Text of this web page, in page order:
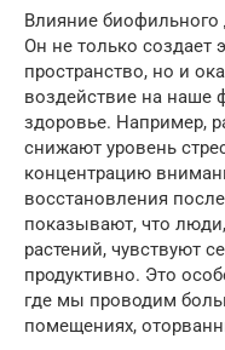
Влияние биофильного
Он не только создает
пространство, но и
воздействие на наше
здоровье. Например,
снижают уровень
концентрацию
восстановления
показывают, что
растений, чувствуют
продуктивно. Это
где мы проводим
помещениях,